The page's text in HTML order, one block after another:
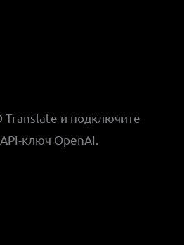
Translate и подключите
ключ OpenAI.